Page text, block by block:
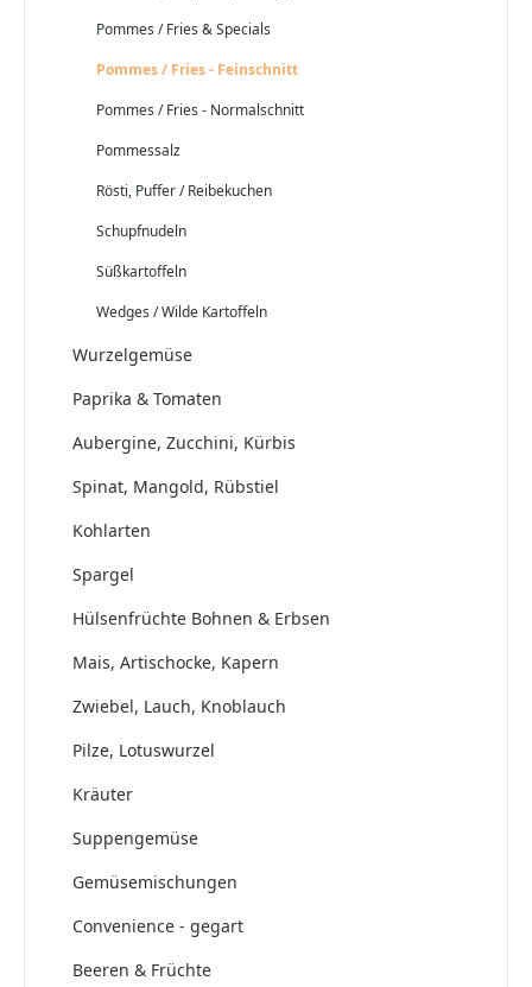
Pommes / Fries & Specials
Pommes / Fries - Feinschnitt
Pommes / Fries - Normalschnitt
Pommessalz
Rösti, Puffer / Reibekuchen
Schupfnudeln
Süßkartoffeln
Wedges / Wilde Kartoffeln
Wurzelgemüse
Paprika & Tomaten
Aubergine, Zucchini, Kürbis
Spinat, Mangold, Rübstiel
Kohlarten
Spargel
Hülsenfrüchte Bohnen & Erbsen
Mais, Artischocke, Kapern
Zwiebel, Lauch, Knoblauch
Pilze, Lotuswurzel
Kräuter
Suppengemüse
Gemüsemischungen
Convenience - gegart
Beeren & Früchte